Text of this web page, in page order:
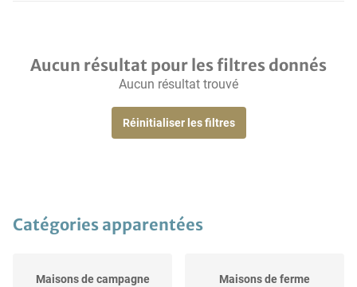
Aucun résultat pour les filtres donnés
Aucun résultat trouvé
Réinitialiser les filtres
Catégories apparentées
Maisons de campagne Maisons de ferme